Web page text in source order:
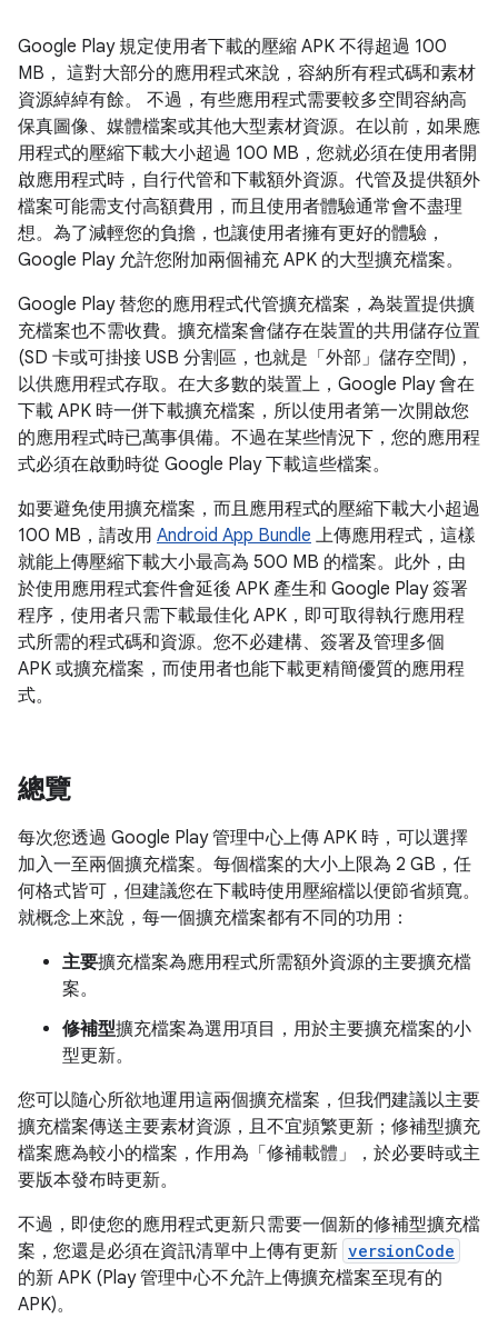
Google Play 規定使用者下載的壓縮 APK 不得超過 100
MB， 這對大部分的應用程式來說，容納所有程式碼和素材
資源綽綽有餘。 不過，有些應用程式需要較多空間容納高
保真圖像、媒體檔案或其他大型素材資源。在以前，如果應
用程式的壓縮下載大小超過 100 MB，您就必須在使用者開
啟應用程式時，自行代管和下載額外資源。代管及提供額外
檔案可能需支付高額費用，而且使用者體驗通常會不盡理
想。為了減輕您的負擔，也讓使用者擁有更好的體驗，
Google Play 允許您附加兩個補充 APK 的大型擴充檔案。
Google Play 替您的應用程式代管擴充檔案，為裝置提供擴
充檔案也不需收費。擴充檔案會儲存在裝置的共用儲存位置
(SD 卡或可掛接 USB 分割區，也就是「外部」儲存空間)，
以供應用程式存取。在大多數的裝置上，Google Play 會在
下載 APK 時一併下載擴充檔案，所以使用者第一次開啟您
的應用程式時已萬事俱備。不過在某些情況下，您的應用程
式必須在啟動時從 Google Play 下載這些檔案。
如要避免使用擴充檔案，而且應用程式的壓縮下載大小超過
100 MB，請改用 Android App Bundle 上傳應用程式，這樣
就能上傳壓縮下載大小最高為 500 MB 的檔案。此外，由
於使用應用程式套件會延後 APK 產生和 Google Play 簽署
程序，使用者只需下載最佳化 APK，即可取得執行應用程
式所需的程式碼和資源。您不必建構、簽署及管理多個
APK 或擴充檔案，而使用者也能下載更精簡優質的應用程
式。
總覽
每次您透過 Google Play 管理中心上傳 APK 時，可以選擇
加入一至兩個擴充檔案。每個檔案的大小上限為 2 GB，任
何格式皆可，但建議您在下載時使用壓縮檔以便節省頻寬。
就概念上來說，每一個擴充檔案都有不同的功用：
主要擴充檔案為應用程式所需額外資源的主要擴充檔
案。
修補型擴充檔案為選用項目，用於主要擴充檔案的小
型更新。
您可以隨心所欲地運用這兩個擴充檔案，但我們建議以主要
擴充檔案傳送主要素材資源，且不宜頻繁更新；修補型擴充
檔案應為較小的檔案，作用為「修補載體」，於必要時或主
要版本發布時更新。
不過，即使您的應用程式更新只需要一個新的修補型擴充檔
案，您還是必須在資訊清單中上傳有更新 versionCode
的新 APK (Play 管理中心不允許上傳擴充檔案至現有的
APK)。